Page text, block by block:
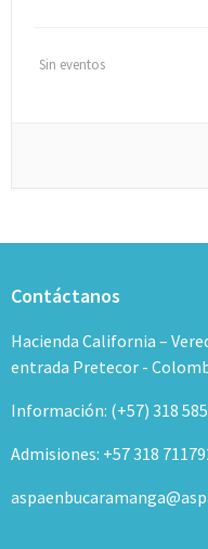
Sin eventos
Contáctanos
Hacienda California –
entrada Pretecor -
Información: (+57) 318
Admisiones: +57 318